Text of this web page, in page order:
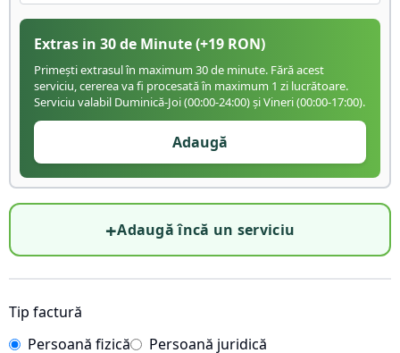
Extras in 30 de Minute(+19 RON)
Primești extrasul în maximum 30 de minute. Fără acest
serviciu, cererea va fi procesată în maximum 1 zi lucrătoare.
Serviciu valabil Duminică-Joi (00:00-24:00) și Vineri (00:00-17:00).
Adaugă
+Adaugă încă un serviciu
Tip factură
Persoană fizică
Persoană juridică